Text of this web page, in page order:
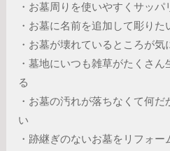
・お墓周りを使いやすくサッパ
・お墓に名前を追加して彫りた
・お墓が壊れているところが気
・墓地にいつも雑草がたくさん
・お墓の汚れが落ちなくて何だ
・跡継ぎのないお墓をリフォ